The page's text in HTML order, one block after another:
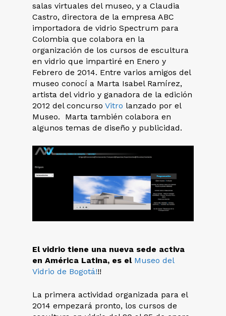
salas virtuales del museo, y a Claudia
Castro, directora de la empresa ABC
importadora de vidrio Spectrum para
Colombia que colabora en la
organización de los cursos de escultura
en vidrio que impartiré en Enero y
Febrero de 2014. Entre varios amigos del
museo conocí a Marta Isabel Ramírez,
artista del vidrio y ganadora de la edición
2012 del concurso Vitro lanzado por el
Museo. Marta también colabora en
algunos temas de diseño y publicidad.
El vidrio tiene una nueva sede activa
en América Latina, es el Museo del
Vidrio de Bogotá!!!
La primera actividad organizada para el
2014 empezará pronto, los cursos de